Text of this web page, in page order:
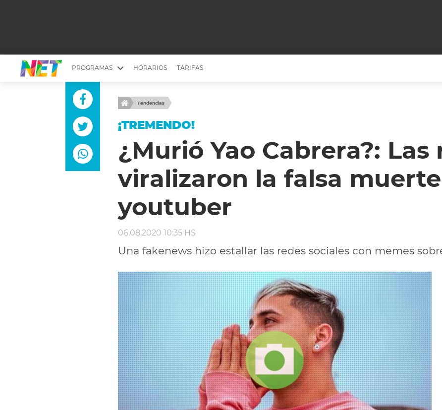
PROGRAMAS
MESA PICANTE
YUYITO A LA TARDE
EMPRENDI2
LONGOBARDI
EL OLIVO BLANCO
TU LUGAR IDEAL
CHICHE EN VIVO
ARGENTINOS X ARGENTINA
CARAS Y NEGOCIOS
SCOUTING PARA UN CAMBIO
INTELEXIS TV
ENTROMETIDOS EN LA TELE
ENTRE NOS
MODO FONTEVECCHIA
FIESTAS ARGENTINAS
FULL FACE TV
HORARIOS TARIFAS
Tendencias
¡TREMENDO!
¿Murió Yao Cabrera?: Las
viralizaron la falsa
youtuber
06.08.2020 10:35 HS
Una fakenews hizo estallar las redes sociales con memes